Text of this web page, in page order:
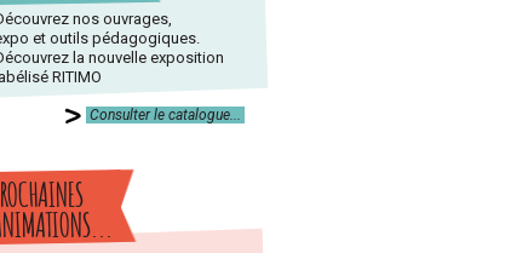
nos ouvrages,
et outils pédagogiques.
la nouvelle exposition
labélisé RITIMO
Consulter le catalogue...